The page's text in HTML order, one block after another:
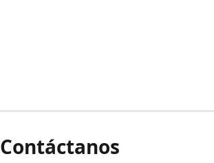
Contáctanos